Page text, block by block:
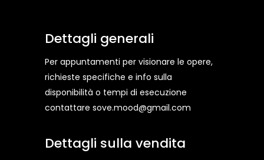
Dettagli generali
Per appuntamenti per visionare le opere,
richieste specifiche e info sulla
disponibilità o tempi di esecuzione
contattare sove.mood@gmail.com
Dettagli sulla vendita